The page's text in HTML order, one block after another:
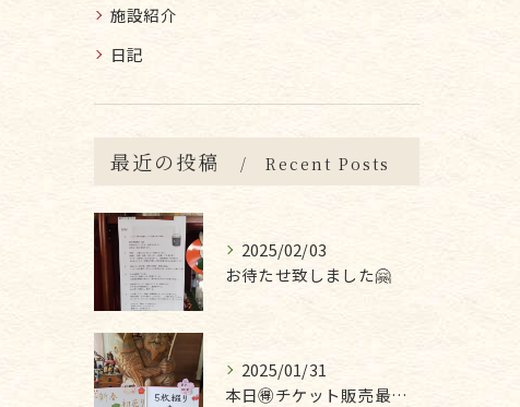
施設紹介
日記
最近の投稿 Recent Posts
2025/02/03
お待たせ致しました🤗
2025/01/31
本日🉐チケット販売最終日です❣